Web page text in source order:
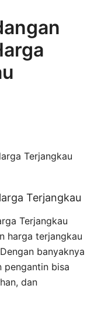
Terjangkau
Terjangkau
harga terjangkau
banyaknya
pengantin bisa
dan